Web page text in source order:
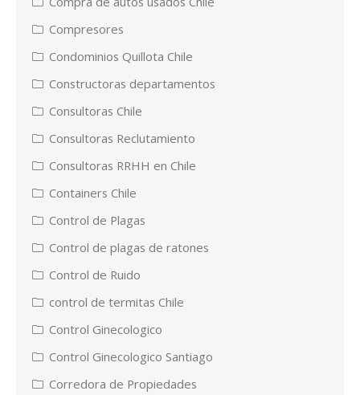
Compresores
Condominios Quillota Chile
Constructoras departamentos
Consultoras Chile
Consultoras Reclutamiento
Consultoras RRHH en Chile
Containers Chile
Control de Plagas
Control de plagas de ratones
Control de Ruido
control de termitas Chile
Control Ginecologico
Control Ginecologico Santiago
Corredora de Propiedades